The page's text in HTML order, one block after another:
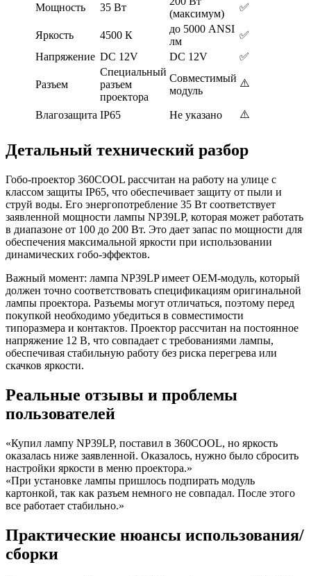
Мощность 35 Вт
(максимум)
✅
Яркость 4500 К
до 5000 ANSI
лм
✅
Напряжение DC 12V DC 12V ✅
Разъем
Специальный
разъем
проектора
Совместимый
модуль
⚠️
Влагозащита IP65 Не указано ⚠️
Детальный технический разбор
Гобо-проектор 360СOOL рассчитан на работу на улице с
классом защиты IP65, что обеспечивает защиту от пыли и
струй воды. Его энергопотребление 35 Вт соответствует
заявленной мощности лампы NP39LP, которая может работать
в диапазоне от 100 до 200 Вт. Это дает запас по мощности для
обеспечения максимальной яркости при использовании
динамических гобо-эффектов.
Важный момент: лампа NP39LP имеет OEM-модуль, который
должен точно соответствовать спецификациям оригинальной
лампы проектора. Разъемы могут отличаться, поэтому перед
покупкой необходимо убедиться в совместимости
типоразмера и контактов. Проектор рассчитан на постоянное
напряжение 12 В, что совпадает с требованиями лампы,
обеспечивая стабильную работу без риска перегрева или
скачков яркости.
Реальные отзывы и проблемы
пользователей
«Купил лампу NP39LP, поставил в 360СOOL, но яркость
оказалась ниже заявленной. Оказалось, нужно было сбросить
настройки яркости в меню проектора.»
«При установке лампы пришлось подпирать модуль
картонкой, так как разъем немного не совпадал. После этого
все работает стабильно.»
Практические нюансы использования/
сборки